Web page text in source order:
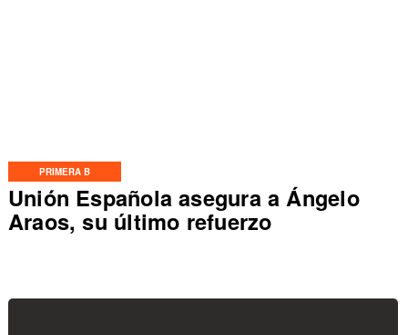
PRIMERA B
Unión Española asegura a Ángelo
Araos, su último refuerzo